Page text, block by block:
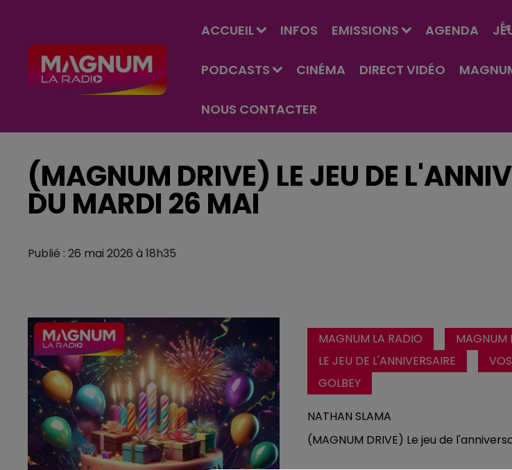
ACCUEIL INFOS EMISSIONS AGENDA
PODCASTS CINÉMA DIRECT VIDÉO
NOUS CONTACTER
(MAGNUM DRIVE) LE JEU DE
DU MARDI 26 MAI
Publié : 26 mai 2026 à 18h35
MAGNUM LA RADIO
MAGNUM
LE JEU DE L'ANNIVERSAIRE
GOLBEY
NATHAN SLAMA
(MAGNUM DRIVE) Le jeu de